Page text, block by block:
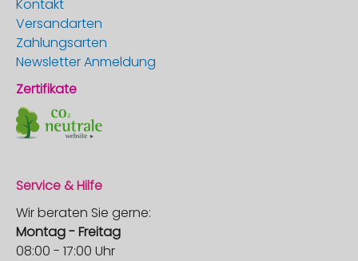
Kontakt
Versandarten
Zahlungsarten
Newsletter Anmeldung
Zertifikate
Service & Hilfe
Wir beraten Sie gerne:
Montag - Freitag
08:00 - 17:00 Uhr